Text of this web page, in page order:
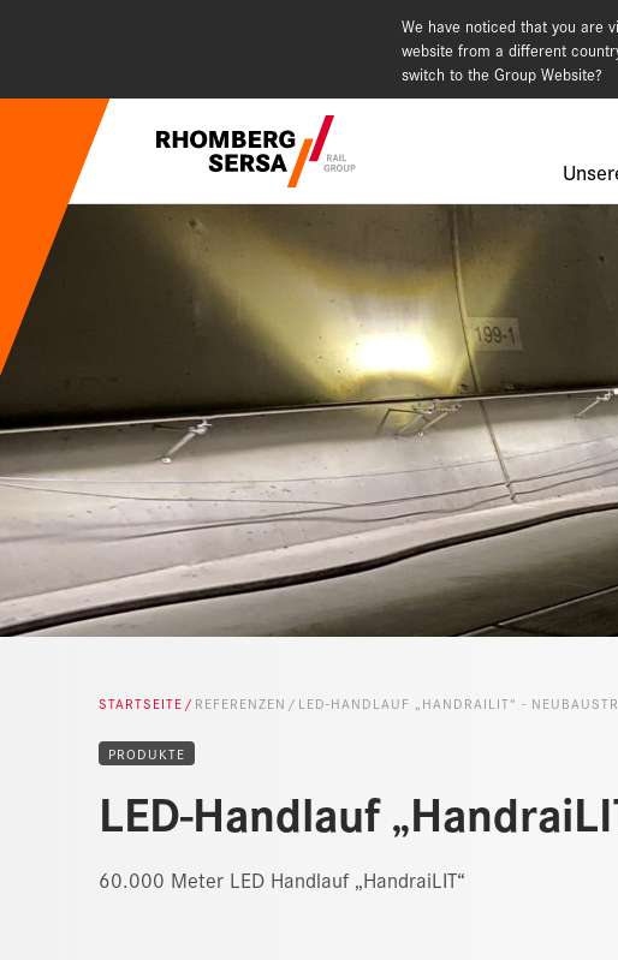
We have noticed that you are
website from a different
switch to the Group Website?
Suchempfehlungen
Karriere -
Nachhaltigkeit
Digital Rail
STARTSEITE REFERENZEN LED-HANDLAUF „HANDRAILIT“ -
PRODUKTE
LED-Handlauf
60.000 Meter LED Handlauf „HandraiLIT“